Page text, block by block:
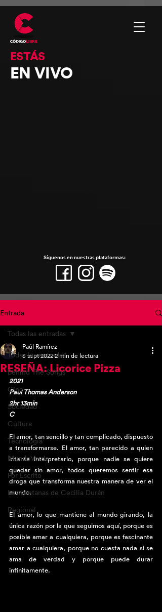
ESTÁS
EN VIVO
Síguenos en nuestras plataformas:
Entrada
Todas las entradas
Behind The Songs
Cine
Sociedad
Cultura
Tecnología
MundoVerde
Por Escrito
Las ventanas de Cecilia Durán
Regional
Todas las entradas
RESEÑA: Licorice Pizza
Paúl Ramírez
8 sept 20222 min de lectura
2021
Paul Thomas Anderson
2hr 13min
C
El amor, tan sencillo y tan complicado, dispuesto
a transformarse. El amor, tan parecido a quien
intenta interpretarlo, porque nadie se quiere
quedar sin amor, todos queremos sentir esa
droga que transforma nuestra manera de ver el
mundo.
El amor, lo que mantiene al mundo girando, la
única razón por la que seguimos aquí, porque es
posible amar a cualquiera, porque es fascinante
amar a cualquiera, porque no cuesta nada si se
ama de verdad y porque puede durar
infinitamente.